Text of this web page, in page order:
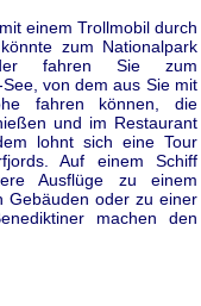
einem Trollmobil durch
zum Nationalpark
fahren Sie zum
von dem aus Sie mit
fahren können, die
und im Restaurant
lohnt sich eine Tour
Auf einem Schiff
Ausflüge zu einem
Gebäuden oder zu einer
machen den